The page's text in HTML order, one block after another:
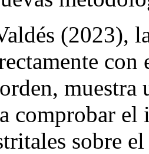
(2023),
con
comprobar
sobre